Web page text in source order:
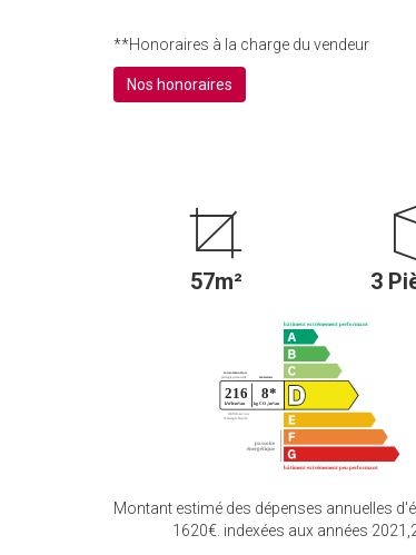
**Honoraires à la charge du vendeur
Nos honoraires
57m² 3
Montant estimé des dépenses annuelles
1620€. indexées aux années